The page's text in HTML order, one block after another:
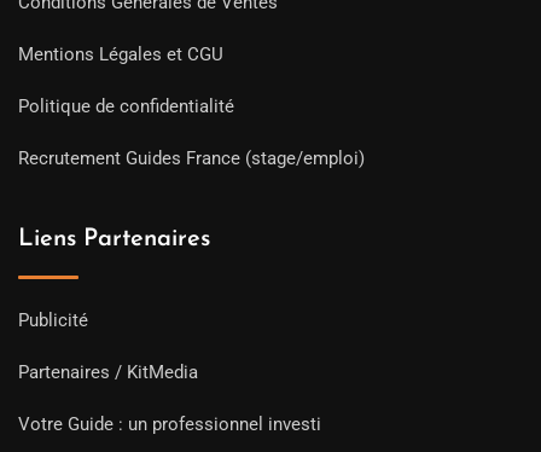
Mentions Légales et CGU
Politique de confidentialité
Recrutement Guides France (stage/emploi)
Liens Partenaires
Publicité
Partenaires / KitMedia
Votre Guide : un professionnel investi